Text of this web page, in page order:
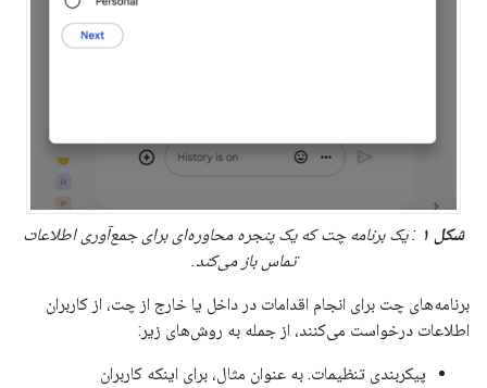
شکل ۱
: یک برنامه چت که یک پنجره محاوره‌ای برای جمع‌آوری اطلاعات
تماس باز می‌کند.
برنامه‌های چت برای انجام اقدامات در داخل یا خارج از چت، از کاربران
اطلاعات درخواست می‌کنند، از جمله به روش‌های زیر:
پیکربندی تنظیمات. به عنوان مثال، برای اینکه کاربران